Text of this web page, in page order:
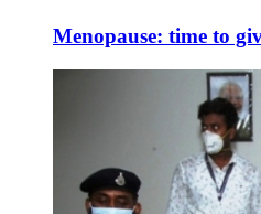
Menopause: time to